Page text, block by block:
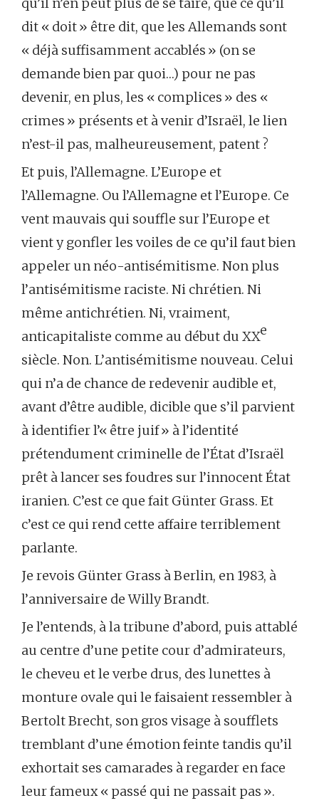
qu’il n’en peut plus de se taire, que ce qu’il
dit « doit » être dit, que les Allemands sont
« déjà suffisamment accablés » (on se
demande bien par quoi…) pour ne pas
devenir, en plus, les « complices » des «
crimes » présents et à venir d’Israël, le lien
n’est-il pas, malheureusement, patent ?
Et puis, l’Allemagne. L’Europe et
l’Allemagne. Ou l’Allemagne et l’Europe. Ce
vent mauvais qui souffle sur l’Europe et
vient y gonfler les voiles de ce qu’il faut bien
appeler un néo-antisémitisme. Non plus
l’antisémitisme raciste. Ni chrétien. Ni
même antichrétien. Ni, vraiment,
anticapitaliste comme au début du XXe
siècle. Non. L’antisémitisme nouveau. Celui
qui n’a de chance de redevenir audible et,
avant d’être audible, dicible que s’il parvient
à identifier l’« être juif » à l’identité
prétendument criminelle de l’État d’Israël
prêt à lancer ses foudres sur l’innocent État
iranien. C’est ce que fait Günter Grass. Et
c’est ce qui rend cette affaire terriblement
parlante.
Je revois Günter Grass à Berlin, en 1983, à
l’anniversaire de Willy Brandt.
Je l’entends, à la tribune d’abord, puis attablé
au centre d’une petite cour d’admirateurs,
le cheveu et le verbe drus, des lunettes à
monture ovale qui le faisaient ressembler à
Bertolt Brecht, son gros visage à soufflets
tremblant d’une émotion feinte tandis qu’il
exhortait ses camarades à regarder en face
leur fameux « passé qui ne passait pas ».